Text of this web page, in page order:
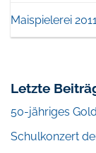
Maispielerei 2011
Letzte
50-jähriges
Schulkonzert